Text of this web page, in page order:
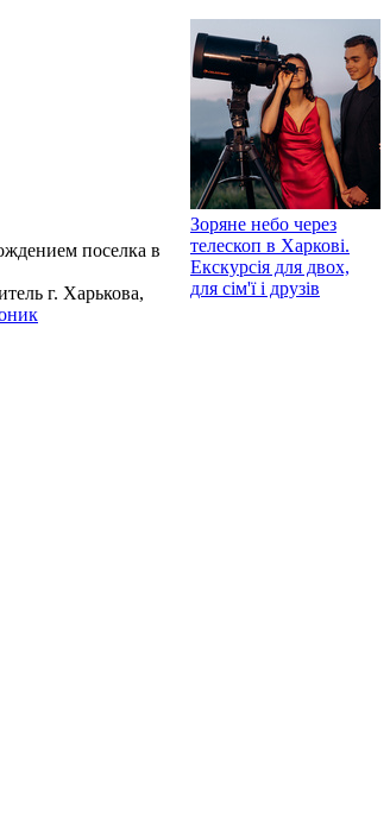
поселка в
г. Харькова,
Зоряне небо через
телескоп в Харкові.
Екскурсія для двох,
для сім'ї і друзів